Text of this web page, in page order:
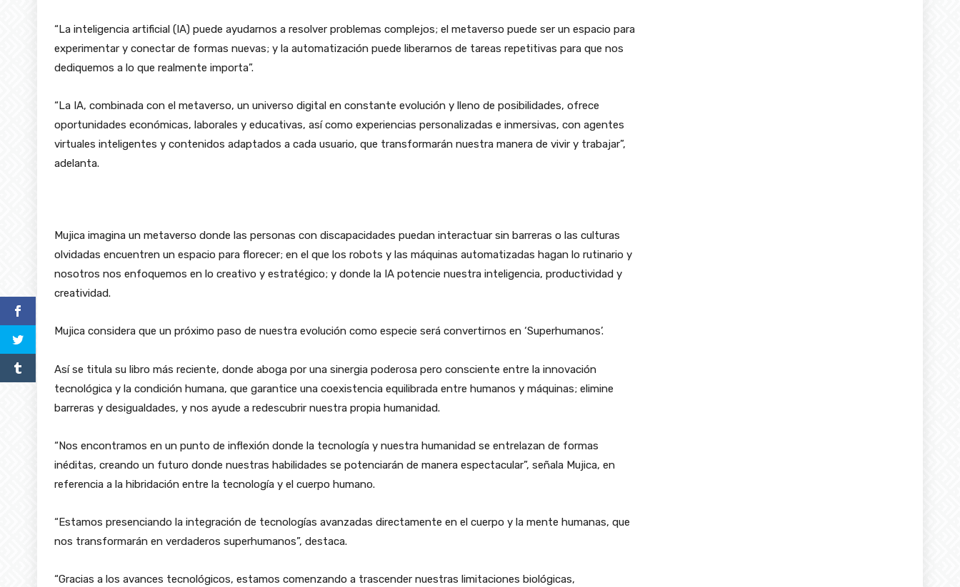
“La inteligencia artificial (IA) puede ayudarnos a resolver problemas complejos; el metaverso puede ser un espacio para
experimentar y conectar de formas nuevas; y la automatización puede liberarnos de tareas repetitivas para que nos
dediquemos a lo que realmente importa”.
“La IA, combinada con el metaverso, un universo digital en constante evolución y lleno de posibilidades, ofrece
oportunidades económicas, laborales y educativas, así como experiencias personalizadas e inmersivas, con agentes
virtuales inteligentes y contenidos adaptados a cada usuario, que transformarán nuestra manera de vivir y trabajar”,
adelanta.
Mujica imagina un metaverso donde las personas con discapacidades puedan interactuar sin barreras o las culturas
olvidadas encuentren un espacio para florecer; en el que los robots y las máquinas automatizadas hagan lo rutinario y
nosotros nos enfoquemos en lo creativo y estratégico; y donde la IA potencie nuestra inteligencia, productividad y
creatividad.
Mujica considera que un próximo paso de nuestra evolución como especie será convertirnos en ‘Superhumanos’.
Así se titula su libro más reciente, donde aboga por una sinergia poderosa pero consciente entre la innovación
tecnológica y la condición humana, que garantice una coexistencia equilibrada entre humanos y máquinas; elimine
barreras y desigualdades, y nos ayude a redescubrir nuestra propia humanidad.
“Nos encontramos en un punto de inflexión donde la tecnología y nuestra humanidad se entrelazan de formas
inéditas, creando un futuro donde nuestras habilidades se potenciarán de manera espectacular”, señala Mujica, en
referencia a la hibridación entre la tecnología y el cuerpo humano.
“Estamos presenciando la integración de tecnologías avanzadas directamente en el cuerpo y la mente humanas, que
nos transformarán en verdaderos superhumanos”, destaca.
“Gracias a los avances tecnológicos, estamos comenzando a trascender nuestras limitaciones biológicas,